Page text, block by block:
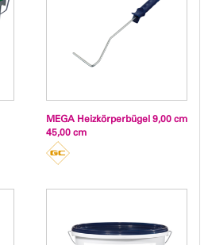
MEGA Heizkörperbügel 9,00 cm
45,00 cm